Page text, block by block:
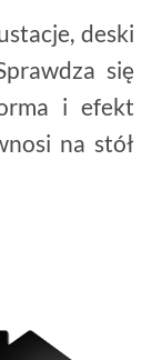
deski
się
i efekt
na stół